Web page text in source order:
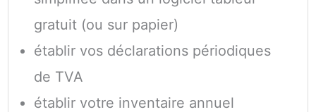
gratuit (ou sur papier)
établir vos déclarations périodiques
de TVA
établir votre inventaire annuel